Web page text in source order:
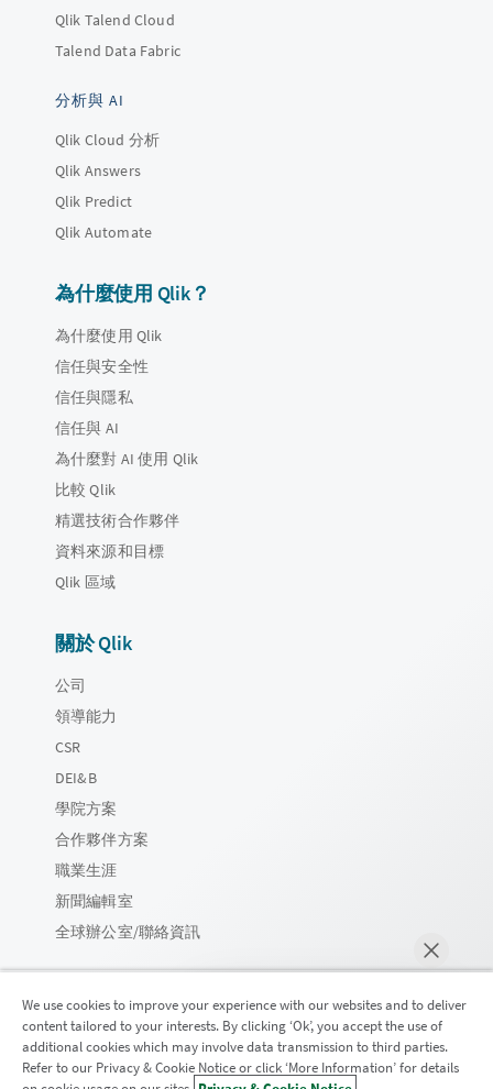
Qlik Talend Cloud
Talend Data Fabric
分析與 AI
Qlik Cloud 分析
Qlik Answers
Qlik Predict
Qlik Automate
為什麼使用 Qlik？
為什麼使用 Qlik
信任與安全性
信任與隱私
信任與 AI
為什麼對 AI 使用 Qlik
比較 Qlik
精選技術合作夥伴
資料來源和目標
Qlik 區域
關於 Qlik
公司
領導能力
CSR
DEI&B
學院方案
合作夥伴方案
職業生涯
新聞編輯室
全球辦公室/聯絡資訊
Qlik 社群
We use cookies to improve your experience with our websites and to deliver
content tailored to your interests. By clicking ‘Ok’, you accept the use of
additional cookies which may involve data transmission to third parties.
Refer to our Privacy & Cookie Notice or click ‘More Information’ for details